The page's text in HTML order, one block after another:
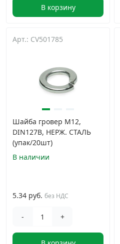
В корзину
Арт.: CV501785
Шайба гровер М12,
DIN127B, НЕРЖ. СТАЛЬ
(упак/20шт)
В наличии
5.34 руб. без НДС
- +